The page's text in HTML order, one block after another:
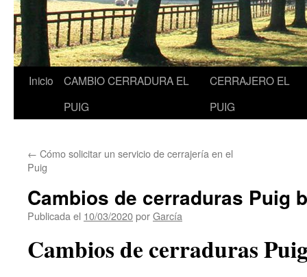
Inicio
CAMBIO CERRADURA EL
PUIG
CERRAJERO EL
PUIG
← Cómo solicitar un servicio de cerrajería en el
Puig
Cambios de cerraduras Puig
Publicada el 10/03/2020porGarcía
Cambios de cerraduras